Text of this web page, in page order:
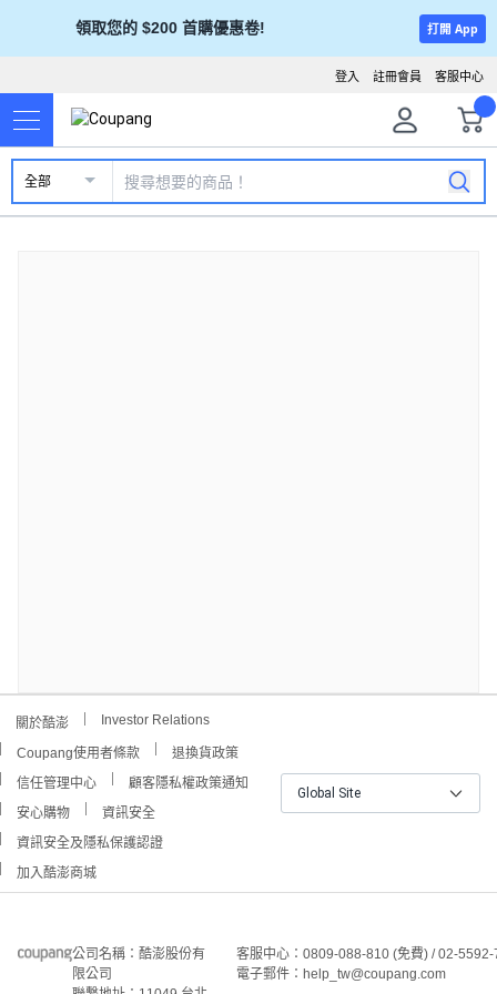
領取您的 $200 首購優惠卷! 打開 App
客服中心
註冊會員
登入
全部
關於酷澎 Investor Relations
Coupang使用者條款
退換貨政策
信任管理中心
顧客隱私權政策通知
安心購物
資訊安全
資訊安全及隱私保護認證
加入酷澎商城
Global Site
公司名稱：酷澎股份有
限公司
客服中心：0809-088-810 (免費) / 02-
電子郵件：help_tw@coupang.com